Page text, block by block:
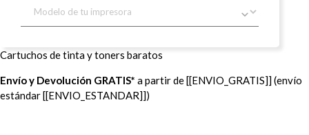
Cartuchos de tinta y toners baratos
Envío y Devolución GRATIS* a partir de [[ENVIO_GRATIS]] (envío
estándar [[ENVIO_ESTANDAR]])